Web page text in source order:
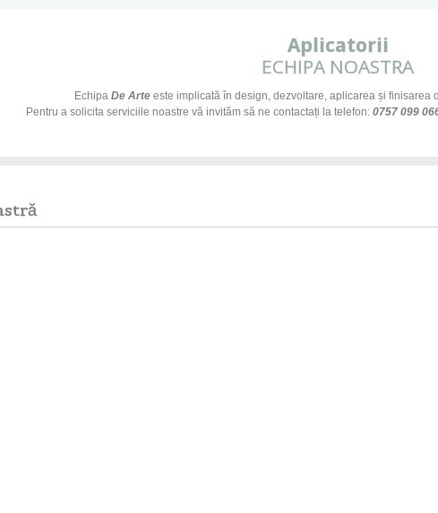
Aplicatorii
ECHIPA NOASTRA
Echipa De Arteeste implicată în design, dezvoltare, aplicarea și finisarea
​Pentru a solicita serviciile noastre vă invităm să ne contactați la telefon: 0757 099